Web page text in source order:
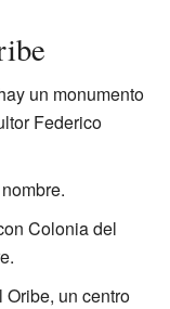
un monumento
Federico
Colonia del
Oribe, un centro